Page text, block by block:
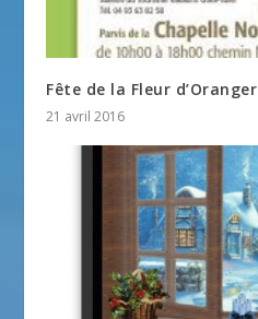
Fête de la Fleur d’Oranger
21 avril 2016